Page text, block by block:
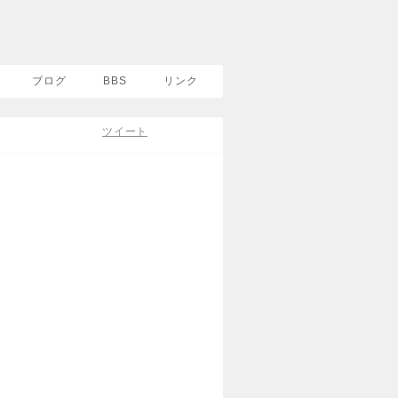
ブログ BBS リンク
ツイート